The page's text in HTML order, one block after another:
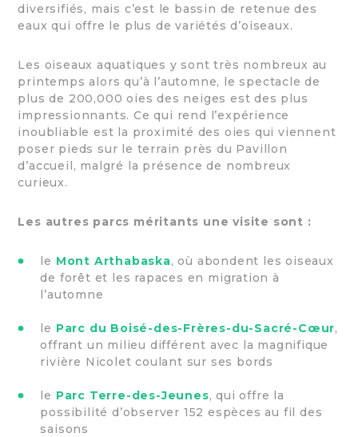
diversifiés, mais c’est le bassin de retenue des
eaux qui offre le plus de variétés d’oiseaux.
Les oiseaux aquatiques y sont très nombreux au
printemps alors qu’à l’automne, le spectacle de
plus de 200,000 oies des neiges est des plus
impressionnants. Ce qui rend l’expérience
inoubliable est la proximité des oies qui viennent
poser pieds sur le terrain près du Pavillon
d’accueil, malgré la présence de nombreux
curieux.
Les autres parcs méritants une visite sont :
le Mont Arthabaska, où abondent les oiseaux
de forêt et les rapaces en migration à
l’automne
le Parc du Boisé-des-Frères-du-Sacré-Cœur,
offrant un milieu différent avec la magnifique
rivière Nicolet coulant sur ses bords
le Parc Terre-des-Jeunes, qui offre la
possibilité d’observer 152 espèces au fil des
saisons